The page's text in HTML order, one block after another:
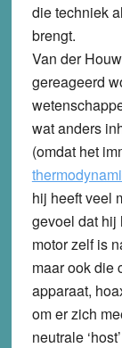
die techniek
brengt.
Van der
gereageerd
wat anders
(omdat het
hij heeft veel
gevoel dat hij
motor zelf is
maar ook die
apparaat,
om er zich
neutrale